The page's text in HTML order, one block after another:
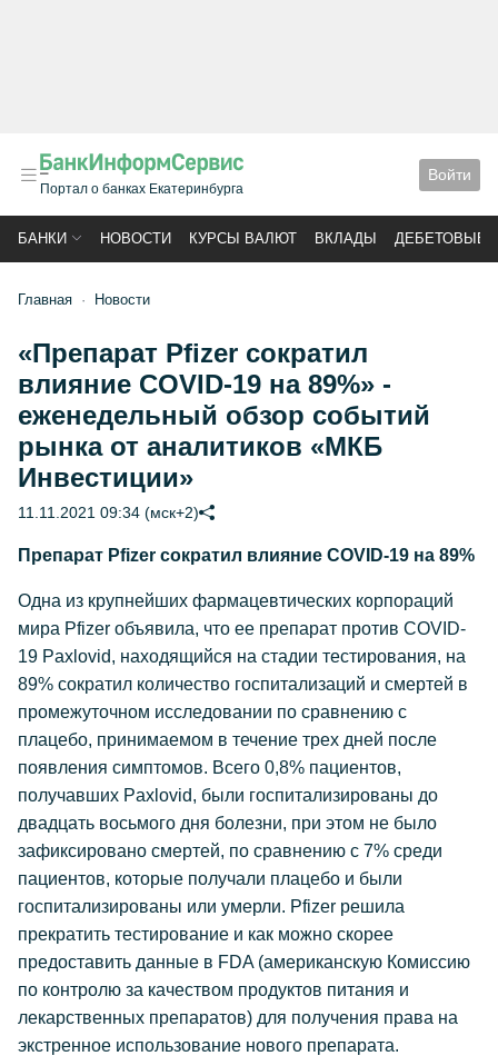
Портал о банках Екатеринбурга
Войти
БАНКИ НОВОСТИ КУРСЫ ВАЛЮТ ВКЛАДЫ ДЕБЕТОВЫЕ
Главная Новости
«Препарат Pfizer сократил
влияние COVID-19 на 89%» -
еженедельный обзор событий
рынка от аналитиков «МКБ
Инвестиции»
11.11.2021 09:34 (мск+2)
Препарат Pfizer сократил влияние COVID-19 на 89%
Одна из крупнейших фармацевтических корпораций
мира Pfizer объявила, что ее препарат против COVID-
19 Paxlovid, находящийся на стадии тестирования, на
89% сократил количество госпитализаций и смертей в
промежуточном исследовании по сравнению с
плацебо, принимаемом в течение трех дней после
появления симптомов. Всего 0,8% пациентов,
получавших Paxlovid, были госпитализированы до
двадцать восьмого дня болезни, при этом не было
зафиксировано смертей, по сравнению с 7% среди
пациентов, которые получали плацебо и были
госпитализированы или умерли. Pfizer решила
прекратить тестирование и как можно скорее
предоставить данные в FDA (американскую Комиссию
по контролю за качеством продуктов питания и
лекарственных препаратов) для получения права на
экстренное использование нового препарата.